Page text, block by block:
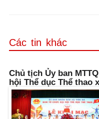
Các tin khác
Chủ tịch Ủy ban
hội Thể dục Thể thao